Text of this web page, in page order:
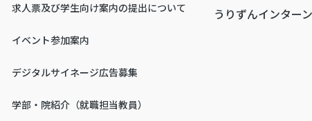
求人票及び学生向け案内の提出について
イベント参加案内
デジタルサイネージ広告募集
学部・院紹介（就職担当教員）
うりずんインター